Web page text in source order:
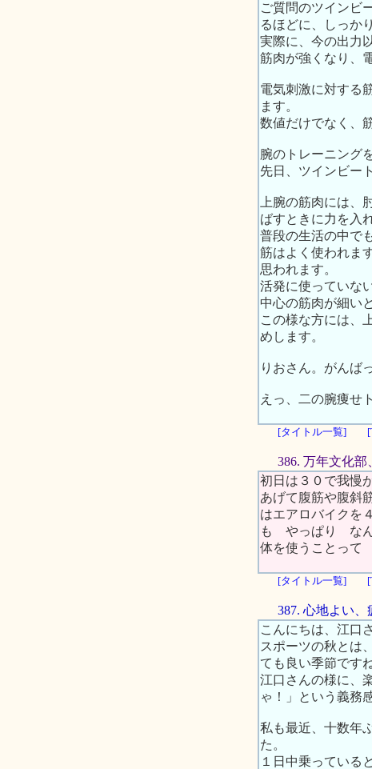
ご質問のツインビ
るほどに、しっか
実際に、今の出力
筋肉が強くなり、
電気刺激に対する
ます。
数値だけでなく、
腕のトレーニング
先日、ツインビー
上腕の筋肉には、
ばすときに力を入
普段の生活の中で
筋はよく使われま
思われます。
活発に使っていな
中心の筋肉が細い
この様な方には、
めします。
りおさん。がんば
えっ、二の腕痩せ
[タイトル一覧]
386. 万年文化部
初日は３０で我
あげて腹筋や腹斜
はエアロバイクを
も やっぱり なん
体を使うことっ
[タイトル一覧]
387. 心地よい、
こんにちは、江口
スポーツの秋とは
ても良い季節ですね
江口さんの様に、
ゃ！」という義務
私も最近、十数年
た。
１日中乗っている